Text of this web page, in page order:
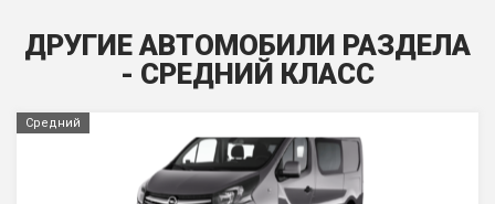
ДРУГИЕ АВТОМОБИЛИ РАЗДЕЛА
- СРЕДНИЙ КЛАСС
Средний